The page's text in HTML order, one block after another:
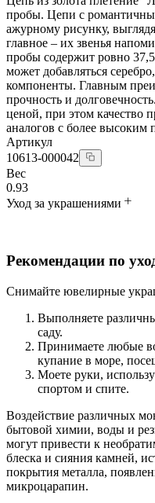
пробы. Цепи с
ажурному рисунку,
главное – их звенья
пробы содержит ровно
может добавляться
компоненты. Главным
прочность и
ценой, при этом качество
аналогов с более высоким
Артикул
10613-000042
Вес
0.93
Уход за украшениями
Рекомендации по
Снимайте ювелирные
Выполняете
саду.
Принимаете любые
купание в море,
Моете руки,
спортом и спите.
Воздействие различных
бытовой химии, воды и
могут привести к
блеска и сияния камней,
покрытия металла,
микроцарапин.